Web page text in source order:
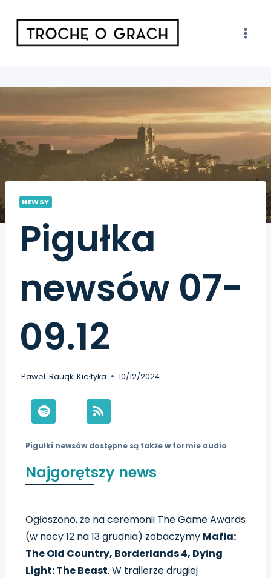
NEWSY
Pigułka
newsów 07-
09.12
Paweł 'Rauqk' Kiełtyka 10/12/2024
Pigułki newsów dostępne są także w formie audio
Najgorętszy news
Ogłoszono, że na ceremonii The Game Awards
(w nocy 12 na 13 grudnia) zobaczymy Mafia:
The Old Country, Borderlands 4, Dying
Light: The Beast. W trailerze drugiej